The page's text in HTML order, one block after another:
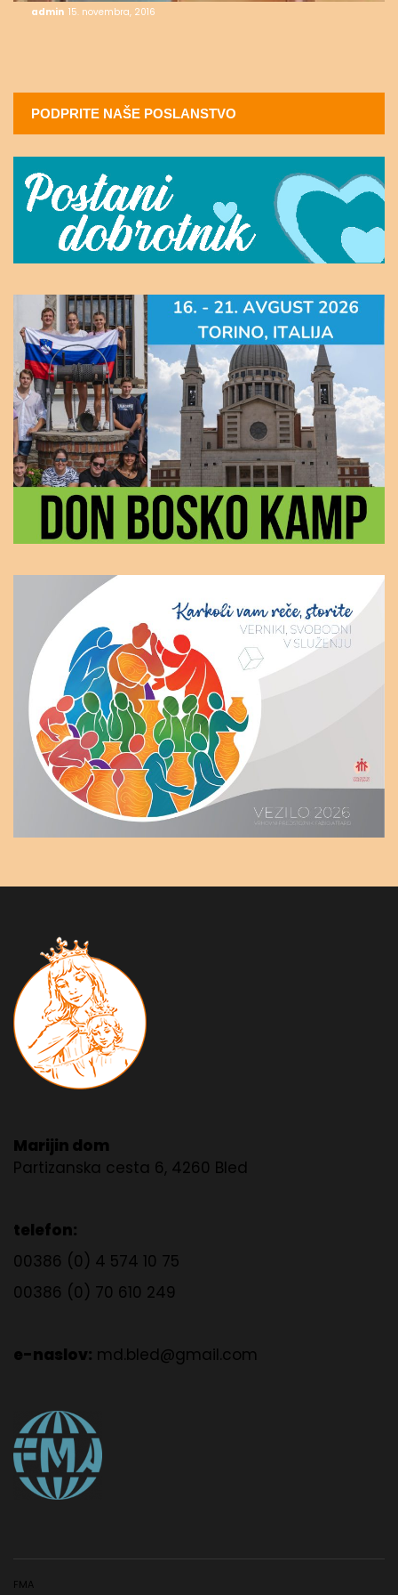
admin 15. novembra, 2016
PODPRITE NAŠE POSLANSTVO
Marijin dom
Partizanska cesta 6, 4260 Bled
telefon:
00386 (0) 4 574 10 75
00386 (0) 70 610 249
e-naslov: md.bled@gmail.com
FMA